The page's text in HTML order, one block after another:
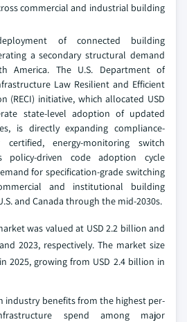
commercial and industrial building
of connected building
a secondary structural demand
America. The U.S. Department of
Law Resilient and Efficient
(RECI) initiative, which allocated USD
state-level adoption of updated
is directly expanding compliance-
energy-monitoring switch
policy-driven code adoption cycle
for specification-grade switching
and institutional building
and Canada through the mid-2030s.
was valued at USD 2.2 billion and
2023, respectively. The market size
2025, growing from USD 2.4 billion in
industry benefits from the highest per-
spend among major